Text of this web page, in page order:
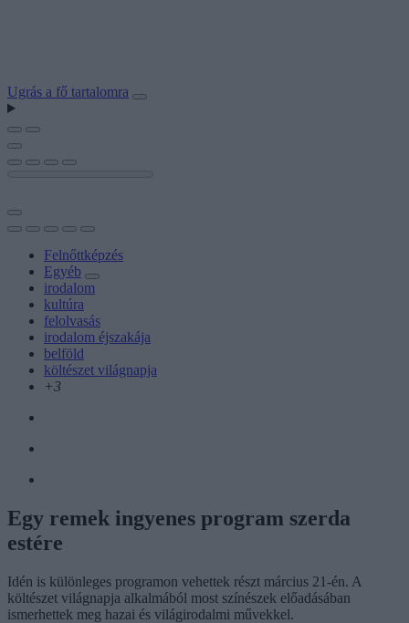
Ugrás a fő tartalomra
Felnőttképzés
Egyéb
irodalom
kultúra
felolvasás
irodalom éjszakája
belföld
költészet világnapja
+3
Egy remek ingyenes program szerda
estére
Idén is különleges programon vehettek részt március 21-én. A
költészet világnapja alkalmából most színészek előadásában
ismerhettek meg hazai és világirodalmi művekkel.